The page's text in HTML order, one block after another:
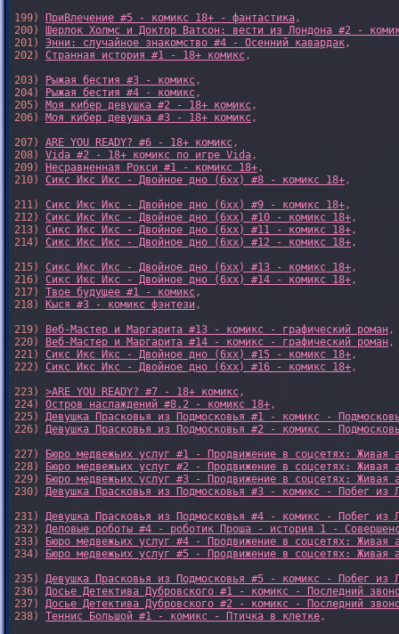
199)
ПриВлечение #5 - комикс 18+ - фантастика,
200) Шерлок Холмс и Доктор Ватсон: вести из Лондона #2 -
201) Энни: случайное знакомство #4 - Осенний кавардак,
202) Странная история #1 - 18+ комикс,
203)
Рыжая бестия #3 - комикс,
204)
Рыжая бестия #4 - комикс,
205) Моя кибер девушка #2 - 18+ комикс,
206) Моя кибер девушка #3 - 18+ комикс,
207) ARE YOU READY? #6 - 18+ комикс,
208) Vida #2 - 18+ комикс по игре Vida,
209)
Несравненная Рокси #1 - комикс 18+,
210) Сикс Икс Икс - Двойное дно (6xx) #8 - комикс 18+,
211) Сикс Икс Икс - Двойное дно (6xx) #9 - комикс 18+,
212) Сикс Икс Икс - Двойное дно (6xx) #10 - комикс 18+,
213) Сикс Икс Икс - Двойное дно (6xx) #11 - комикс 18+,
214) Сикс Икс Икс - Двойное дно (6xx) #12 - комикс 18+,
215) Сикс Икс Икс - Двойное дно (6xx) #13 - комикс 18+,
216) Сикс Икс Икс - Двойное дно (6xx) #14 - комикс 18+,
217) Твое будущее #1 - комикс,
218)
Кыся #3 - комикс фэнтези,
219)
Веб-Мастер и Маргарита #13 - комикс - графический роман,
220)
Веб-Мастер и Маргарита #14 - комикс - графический роман,
221) Сикс Икс Икс - Двойное дно (6xx) #15 - комикс 18+,
222) Сикс Икс Икс - Двойное дно (6xx) #16 - комикс 18+,
223) >ARE YOU READY? #7 - 18+ комикс,
224) Остров наслаждений #8.2 - комикс 18+,
225) Девушка Прасковья из Подмосковья #1 - комикс -
226) Девушка Прасковья из Подмосковья #2 - комикс -
227)
Бюро медвежьих услуг #1 - Продвижение в соцсетях: Живая
228)
Бюро медвежьих услуг #2 - Продвижение в соцсетях: Живая
229)
Бюро медвежьих услуг #3 - Продвижение в соцсетях: Живая
230) Девушка Прасковья из Подмосковья #3 - комикс - Побег из
231) Девушка Прасковья из Подмосковья #4 - комикс - Побег из
232) Деловые роботы #4 - роботик Проша - история 1 -
233)
Бюро медвежьих услуг #4 - Продвижение в соцсетях: Живая
234)
Бюро медвежьих услуг #5 - Продвижение в соцсетях: Живая
235) Девушка Прасковья из Подмосковья #5 - комикс - Побег из
236) Досье Детектива Дубровского #1 - комикс - Последний
237) Досье Детектива Дубровского #2 - комикс - Последний
238) Теннис Большой #1 - комикс - Птичка в клетке,